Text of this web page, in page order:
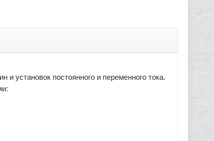
установок постоянного и переменного тока.